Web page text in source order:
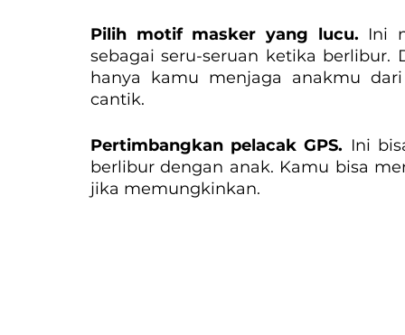
Pilih motif masker yang lucu. Ini
sebagai seru-seruan ketika
hanya kamu menjaga anakmu
cantik.
Pertimbangkan pelacak GPS. Ini
berlibur dengan anak. Kamu bisa
jika memungkinkan.